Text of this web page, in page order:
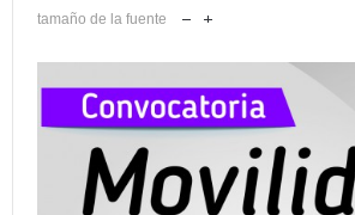
tamaño de la fuente